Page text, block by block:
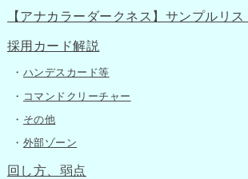
【アナカラーダークネス】サンプルリス
採用カード解説
ハンデスカード等
コマンドクリーチャー
その他
外部ゾーン
回し方、弱点